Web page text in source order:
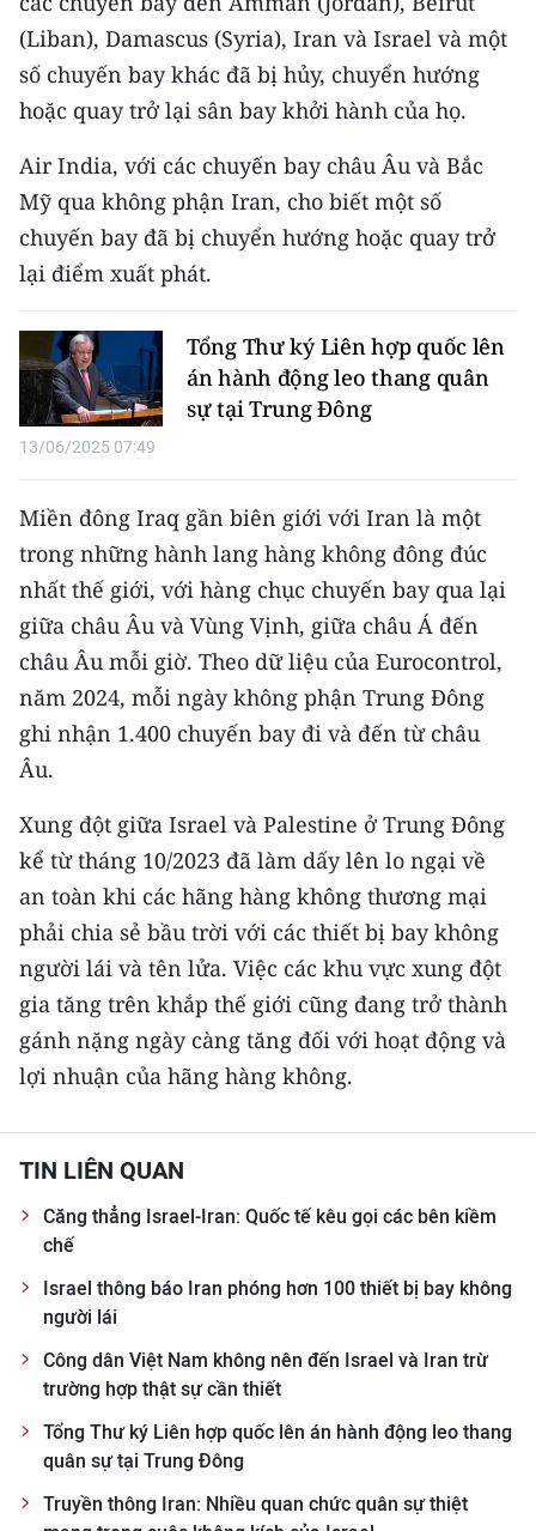
ENGLISH
中文
FRANÇAIS
РУССКИЙ
ESPAÑOL
(Liban), Damascus (Syria), Iran và Israel và một
số chuyến bay khác đã bị hủy, chuyển hướng
hoặc quay trở lại sân bay khởi hành của họ.
Air India, với các chuyến bay châu Âu và Bắc
Mỹ qua không phận Iran, cho biết một số
chuyến bay đã bị chuyển hướng hoặc quay trở
lại điểm xuất phát.
Tổng Thư ký Liên hợp quốc lên
án hành động leo thang quân
sự tại Trung Đông
13/06/2025 07:49
Miền đông Iraq gần biên giới với Iran là một
trong những hành lang hàng không đông đúc
nhất thế giới, với hàng chục chuyến bay qua lại
giữa châu Âu và Vùng Vịnh, giữa châu Á đến
châu Âu mỗi giờ. Theo dữ liệu của Eurocontrol,
năm 2024, mỗi ngày không phận Trung Đông
ghi nhận 1.400 chuyến bay đi và đến từ châu
Âu.
Xung đột giữa Israel và Palestine ở Trung Đông
kể từ tháng 10/2023 đã làm dấy lên lo ngại về
an toàn khi các hãng hàng không thương mại
phải chia sẻ bầu trời với các thiết bị bay không
người lái và tên lửa. Việc các khu vực xung đột
gia tăng trên khắp thế giới cũng đang trở thành
gánh nặng ngày càng tăng đối với hoạt động và
lợi nhuận của hãng hàng không.
TIN LIÊN QUAN
Căng thẳng Israel-Iran: Quốc tế kêu gọi các bên kiềm
chế
Israel thông báo Iran phóng hơn 100 thiết bị bay không
người lái​
Công dân Việt Nam không nên đến Israel và Iran trừ
trường hợp thật sự cần thiết
Tổng Thư ký Liên hợp quốc lên án hành động leo thang
quân sự tại Trung Đông
Truyền thông Iran: Nhiều quan chức quân sự thiệt